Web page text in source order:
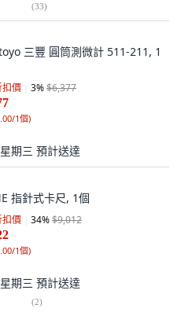
(33)
三豐 圓筒測微計 511-211, 1
扣價 3%$6,377
1個)
期三 預計送達
指針式卡尺, 1個
扣價 34%$9,012
1個)
期三 預計送達
(2)